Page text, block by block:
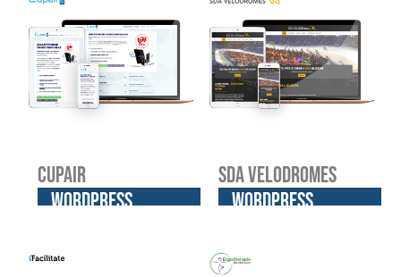
Cupair
WordPress
SDA Velodromes
WordPress